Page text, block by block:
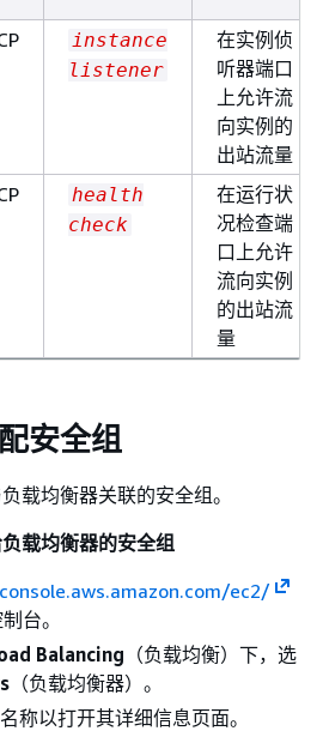
instance
listener
在实例侦
听器端口
上允许流
向实例的
出站流量
health
check
在运行状
况检查端
口上允许
流向实例
的出站流
量
安全组
载均衡器关联的安全组。
载均衡器的安全组
ec2/
台。
Balancing （负载均衡）下，选
（负载均衡器）。
称以打开其详细信息页面。